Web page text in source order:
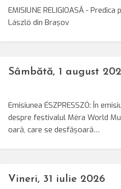
EMISIUNE RELIGIOASĂ -
László din Brașov
Sâmbătă, 1 august
Emisiunea ÉSZPRESSZÓ: În
despre festivalul Méra World
oară, care se desfășoară…
Vineri, 31 iulie 2026